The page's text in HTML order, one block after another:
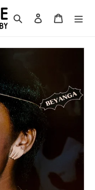
検索 ログインカート